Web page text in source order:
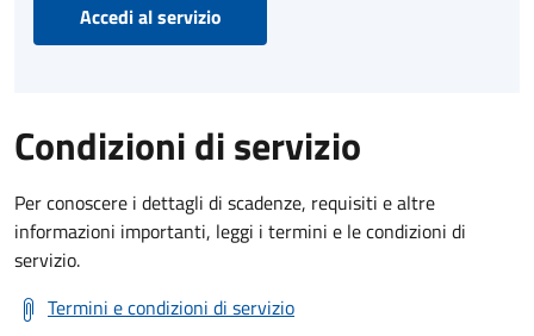
Accedi al servizio
Condizioni di servizio
Per conoscere i dettagli di scadenze, requisiti e altre
informazioni importanti, leggi i termini e le condizioni di
servizio.
Termini e condizioni di servizio